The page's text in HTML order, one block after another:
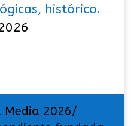
histórico.
Media 2026/